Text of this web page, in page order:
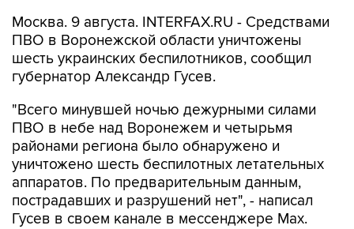
Москва. 9 августа. INTERFAX.RU - Средствами
ПВО в Воронежской области уничтожены
шесть украинских беспилотников, сообщил
губернатор Александр Гусев.
"Всего минувшей ночью дежурными силами
ПВО в небе над Воронежем и четырьмя
районами региона было обнаружено и
уничтожено шесть беспилотных летательных
аппаратов. По предварительным данным,
пострадавших и разрушений нет", - написал
Гусев в своем канале в мессенджере Max.